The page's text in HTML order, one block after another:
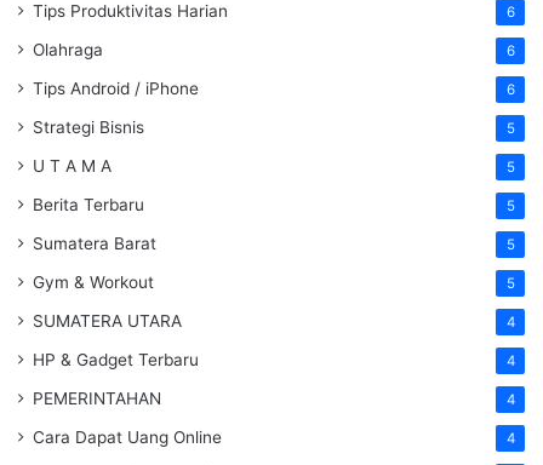
Tips Produktivitas Harian 6
Olahraga 6
Tips Android / iPhone 6
Strategi Bisnis 5
U T A M A 5
Berita Terbaru 5
Sumatera Barat 5
Gym & Workout 5
SUMATERA UTARA 4
HP & Gadget Terbaru 4
PEMERINTAHAN 4
Cara Dapat Uang Online 4